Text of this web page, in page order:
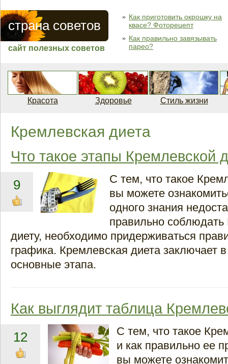
страна советов
сайт полезных советов
Как приготовить окрошку на
квасе? Фоторецепт
Как правильно завязывать
парео?
Красота Здоровье Стиль жизни
Кремлевская диета
Что такое этапы Кремлевской
9
С тем, что такое
вы можете
одного знания
правильно
диету, необходимо придерживаться
графика. Кремлевская диета заключает
основные этапа.
Как выглядит таблица
12
С тем, что такое
и как правильно ее
вы можете